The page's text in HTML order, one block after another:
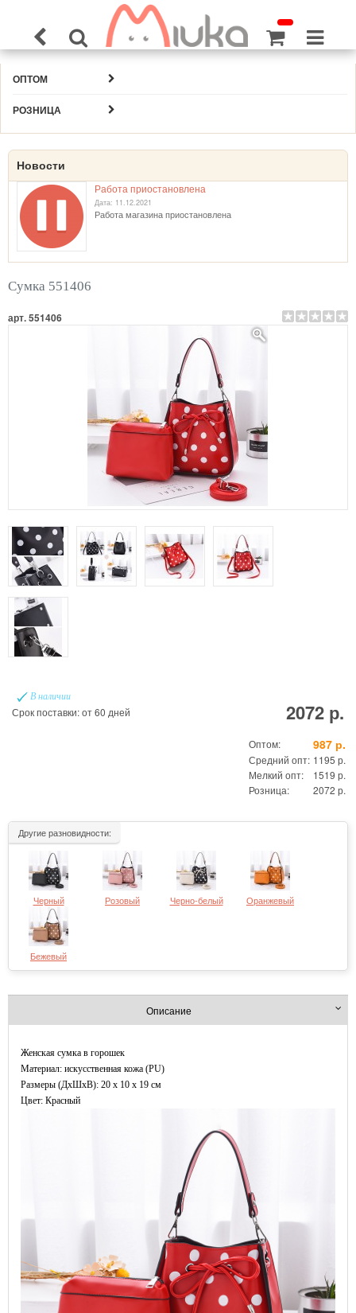
ОПТОМ
РОЗНИЦА
Новости
Работа приостановлена
Дата: 11.12.2021
Работа магазина приостановлена
Сумка 551406
арт. 551406
В наличии
Срок поставки: от 60 дней 2072 р.
Оптом: 987 р.
Средний опт: 1195 р.
Мелкий опт:
1519 р.
Розница:
2072 р.
Другие разновидности:
Черный Розовый Черно-белый Оранжевый
Бежевый
Описание
Женская сумка в горошек
Материал: искусственная кожа (PU)
Размеры (ДxШхВ): 20 x 10 x 19 см
Цвет: Красный